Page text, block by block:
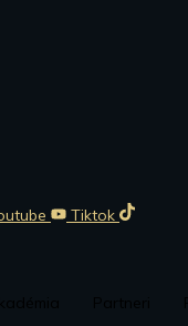
Tiktok